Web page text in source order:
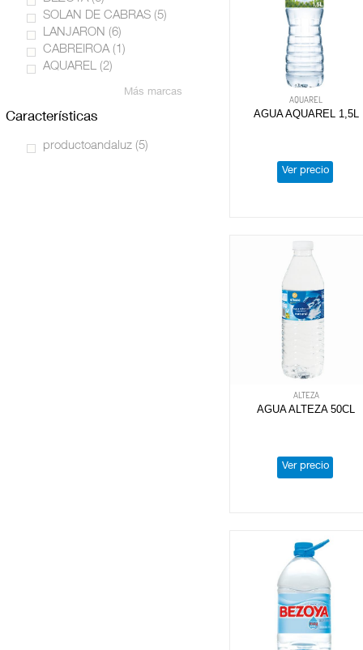
SOLAN DE CABRAS (5)
LANJARON (6)
CABREIROA (1)
AQUAREL (2)
Más marcas
características
productoandaluz (5)
AQUAREL
AGUA AQUAREL 1,5L
Ver precio
ALTEZA
AGUA ALTEZA 50CL
Ver precio